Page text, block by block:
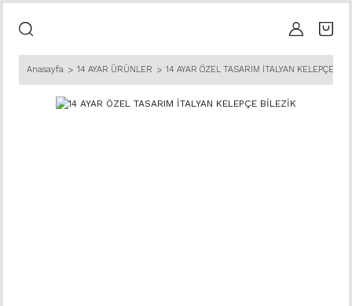
Anasayfa 14 AYAR ÜRÜNLER 14 AYAR ÖZEL TASARIM İTALYAN KELEPÇE